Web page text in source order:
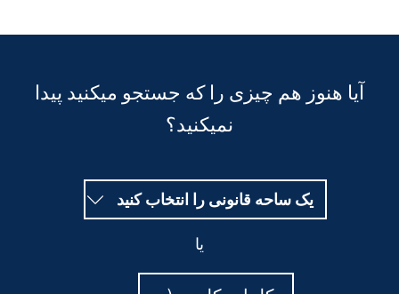
آیا هنوز هم چیزی را که جستجو میکنید پیدا
نمیکنید؟
یک ساحه قانونی را انتخاب کنید